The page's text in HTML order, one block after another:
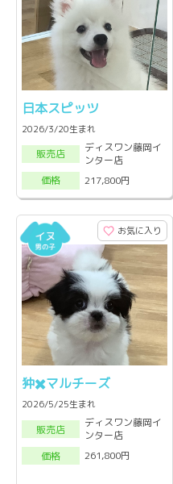
日本スピッツ
2026/3/20生まれ
販売店
ディスワン藤岡イ
ンター店
価格
217,800円
お気に入り
狆✖️マルチーズ
2026/5/25生まれ
販売店
ディスワン藤岡イ
ンター店
価格
261,800円